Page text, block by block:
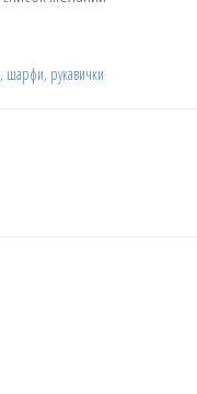
шарфи, рукавички